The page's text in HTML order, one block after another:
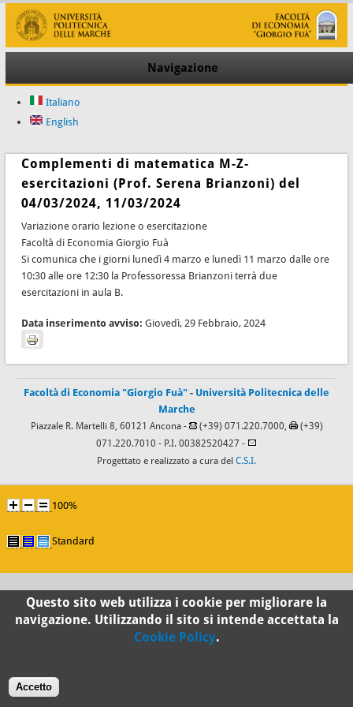
Navigazione
Italiano
English
Complementi di matematica M-Z-
esercitazioni (Prof. Serena Brianzoni) del
04/03/2024, 11/03/2024
Variazione orario lezione o esercitazione
Facoltà di Economia Giorgio Fuà
Si comunica che i giorni lunedì 4 marzo e lunedì 11 marzo dalle ore
10:30 alle ore 12:30 la Professoressa Brianzoni terrà due
esercitazioni in aula B.
Data inserimento avviso: Giovedì, 29 Febbraio, 2024
Facoltà di Economia "Giorgio Fuà" - Università Politecnica delle
Marche
Piazzale R. Martelli 8, 60121 Ancona - (+39) 071.220.7000,
(+39)
071.220.7010 - P.I. 00382520427 -
Progettato e realizzato a cura del C.S.I.
100%
Standard
Questo sito web utilizza i cookie per migliorare la
navigazione. Utilizzando il sito si intende accettata la
Cookie Policy.
Accetto